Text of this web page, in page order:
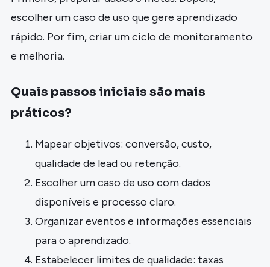
escolher um caso de uso que gere aprendizado
rápido. Por fim, criar um ciclo de monitoramento
e melhoria.
Quais passos iniciais são mais
práticos?
Mapear objetivos: conversão, custo,
qualidade de lead ou retenção.
Escolher um caso de uso com dados
disponíveis e processo claro.
Organizar eventos e informações essenciais
para o aprendizado.
Estabelecer limites de qualidade: taxas